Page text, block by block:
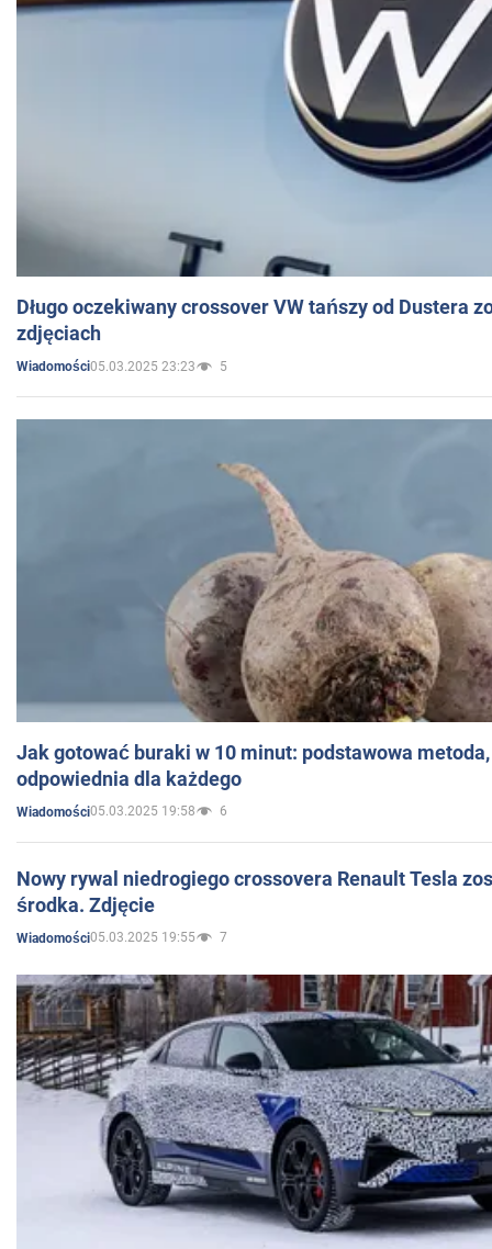
Długo oczekiwany crossover VW tańszy od Dustera
zdjęciach
Wiadomości05.03.2025 23:23 5
Jak gotować buraki w 10 minut: podstawowa
odpowiednia dla każdego
Wiadomości05.03.2025 19:58 6
Nowy rywal niedrogiego crossovera Renault Tesla
środka. Zdjęcie
Wiadomości05.03.2025 19:55 7